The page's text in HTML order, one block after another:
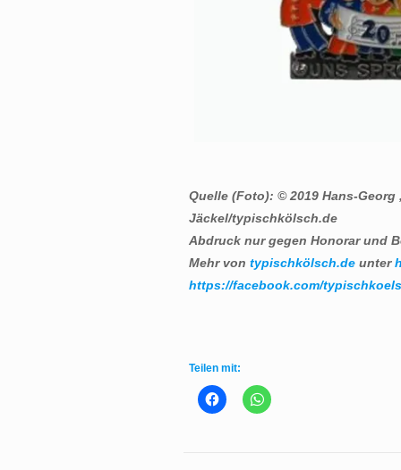
Quelle (Foto): © 2019 Hans-Georg
Jäckel/typischkölsch.de
Abdruck nur gegen Honorar und
Mehr von typischkölsch.deunter
https://facebook.com/
Teilen mit: